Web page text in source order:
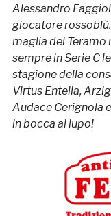
Alessandro
giocatore
maglia del Teramo
sempre in Serie C
stagione della
Virtus Entella,
Audace Cerignola
in bocca al lupo!